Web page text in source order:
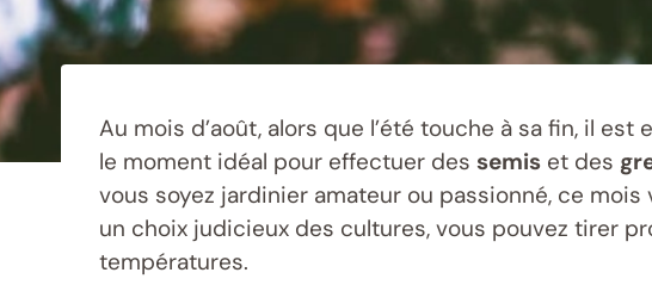
Au mois d’août, alors que l’été touche à sa fin, il
le moment idéal pour effectuer des semis et des
vous soyez jardinier amateur ou passionné, ce
un choix judicieux des cultures, vous pouvez tirer
températures.